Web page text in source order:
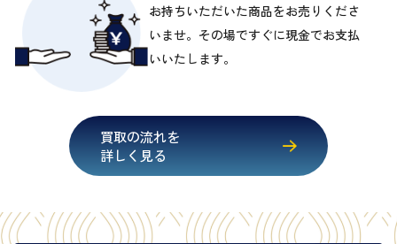
お持ちいただいた商品をお売りくださ
いませ。その場ですぐに現金でお支払
いいたします。
買取の流れを
詳しく見る